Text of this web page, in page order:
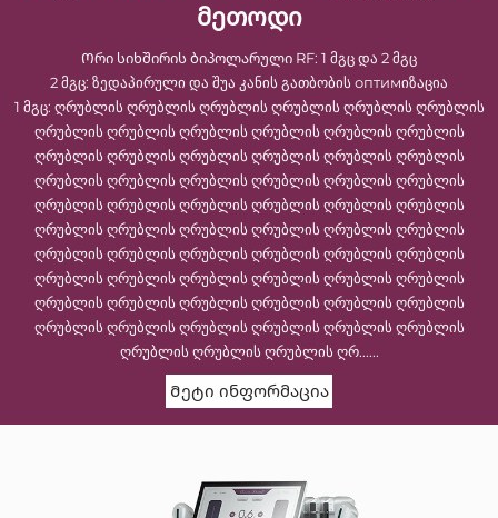
მეთოდი
Ორი სიხშირის ბიპოლარული RF: 1 მგც და 2 მგც
2 მგც: ზედაპირული და შუა კანის გათბობის оптимიზაცია
1 მგც: ღრუბლის ღრუბლის ღრუბლის ღრუბლის ღრუბლის ღრუბლის
ღრუბლის ღრუბლის ღრუბლის ღრუბლის ღრუბლის ღრუბლის
ღრუბლის ღრუბლის ღრუბლის ღრუბლის ღრუბლის ღრუბლის
ღრუბლის ღრუბლის ღრუბლის ღრუბლის ღრუბლის ღრუბლის
ღრუბლის ღრუბლის ღრუბლის ღრუბლის ღრუბლის ღრუბლის
ღრუბლის ღრუბლის ღრუბლის ღრუბლის ღრუბლის ღრუბლის
ღრუბლის ღრუბლის ღრუბლის ღრუბლის ღრუბლის ღრუბლის
ღრუბლის ღრუბლის ღრუბლის ღრუბლის ღრუბლის ღრუბლის
ღრუბლის ღრუბლის ღრუბლის ღრუბლის ღრუბლის ღრუბლის
ღრუბლის ღრუბლის ღრუბლის ღრუბლის ღრუბლის ღრუბლის
ღრუბლის ღრუბლის ღრუბლის ღრ......
Მეტი ინფორმაცია